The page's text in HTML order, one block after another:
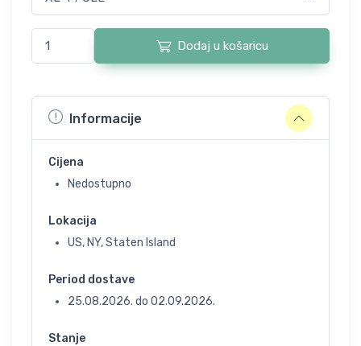
Dodaj u košaricu
Informacije
Cijena
Nedostupno
Lokacija
US, NY, Staten Island
Period dostave
25.08.2026. do 02.09.2026.
Stanje